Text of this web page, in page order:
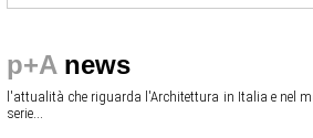
p+A news
l'attualità che riguarda l'Architettura in Italia e nel
serie...